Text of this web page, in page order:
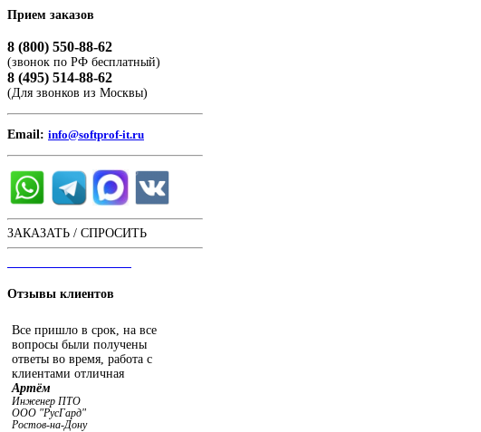
Прием заказов
8 (800) 550-88-62
(звонок по РФ бесплатный)
8 (495) 514-88-62
(Для звонков из Москвы)
Email: info@softprof-it.ru
ЗАКАЗАТЬ / СПРОСИТЬ
Отзывы клиентов
Все пришло в срок, на все
вопросы были получены
ответы во время, работа с
клиентами отличная
Артём
Инженер ПТО
ООО "РусГард"
Ростов-на-Дону